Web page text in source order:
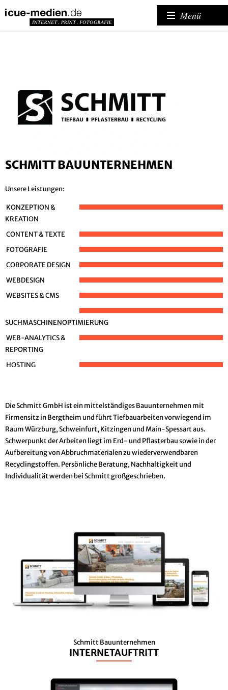
Menü
SCHMITT BAUUNTERNEHMEN
Unsere Leistungen:
KONZEPTION &
KREATION
CONTENT & TEXTE
FOTOGRAFIE
CORPORATE DESIGN
WEBDESIGN
WEBSITES & CMS
SUCHMASCHINENOPTIMIERUNG
WEB-ANALYTICS &
REPORTING
HOSTING
Die Schmitt GmbH ist ein mittelständiges Bauunternehmen mit
Firmensitz in Bergtheim und führt Tiefbauarbeiten vorwiegend im
Raum Würzburg, Schweinfurt, Kitzingen und Main-Spessart aus.
Schwerpunkt der Arbeiten liegt im Erd- und Pflasterbau sowie in der
Aufbereitung von Abbruchmaterialen zu wiederverwendbaren
Recyclingstoffen. Persönliche Beratung, Nachhaltigkeit und
Individualität werden bei Schmitt großgeschrieben.
Schmitt Bauunternehmen
INTERNETAUFTRITT